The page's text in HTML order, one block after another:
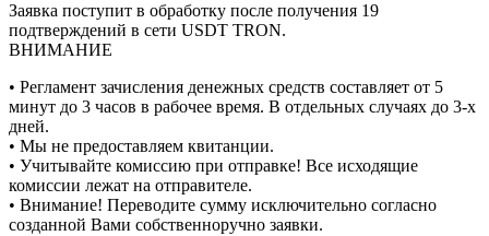
Заявка поступит в обработку после получения 19
подтверждений в сети USDT TRON.
ВНИМАНИЕ
• Регламент зачисления денежных средств составляет от 5
минут до 3 часов в рабочее время. В отдельных случаях до 3-х
дней.
• Мы не предоставляем квитанции.
• Учитывайте комиссию при отправке! Все исходящие
комиссии лежат на отправителе.
• Внимание! Переводите сумму исключительно согласно
созданной Вами собственноручно заявки.